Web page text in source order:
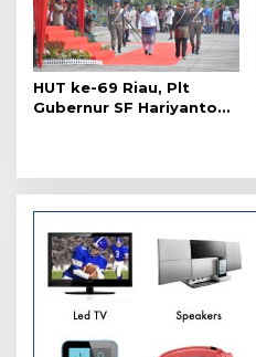
HUT ke-69 Riau, Plt
Gubernur SF Hariyanto